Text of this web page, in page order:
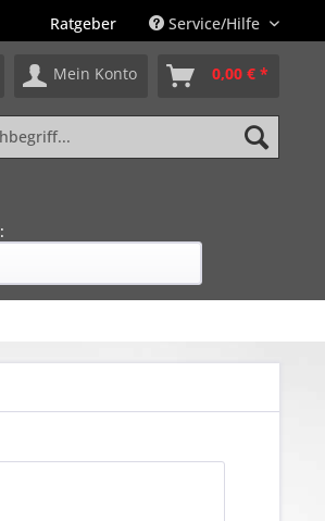
Ratgeber Service/Hilfe
Mein Konto 0,00 € *